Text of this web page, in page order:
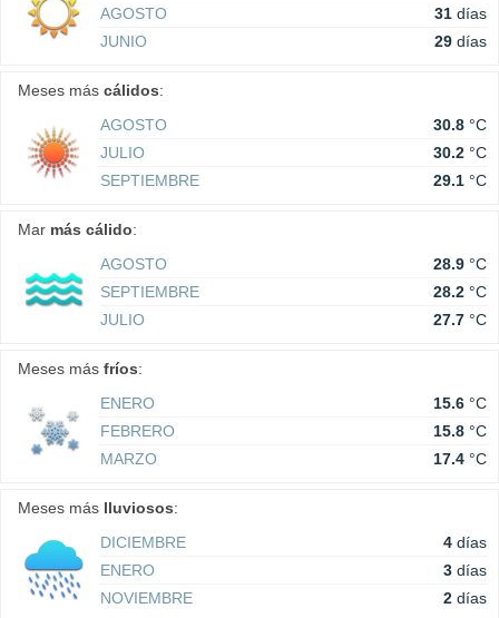
AGOSTO
31 días
JUNIO
29 días
Meses más cálidos:
AGOSTO
30.8 °C
JULIO
30.2 °C
SEPTIEMBRE
29.1 °C
Mar más cálido:
AGOSTO
28.9 °C
SEPTIEMBRE
28.2 °C
JULIO
27.7 °C
Meses más fríos:
ENERO
15.6 °C
FEBRERO
15.8 °C
MARZO
17.4 °C
Meses más lluviosos:
DICIEMBRE
4 días
ENERO
3 días
NOVIEMBRE
2 días